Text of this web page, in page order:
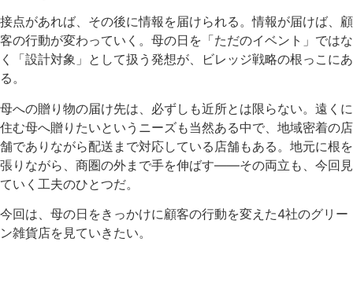
接点があれば、その後に情報を届けられる。情報が届けば、顧
客の行動が変わっていく。母の日を「ただのイベント」ではな
く「設計対象」として扱う発想が、ビレッジ戦略の根っこにあ
る。
母への贈り物の届け先は、必ずしも近所とは限らない。遠くに
住む母へ贈りたいというニーズも当然ある中で、地域密着の店
舗でありながら配送まで対応している店舗もある。地元に根を
張りながら、商圏の外まで手を伸ばす——その両立も、今回見
ていく工夫のひとつだ。
今回は、母の日をきっかけに顧客の行動を変えた4社のグリー
ン雑貨店を見ていきたい。